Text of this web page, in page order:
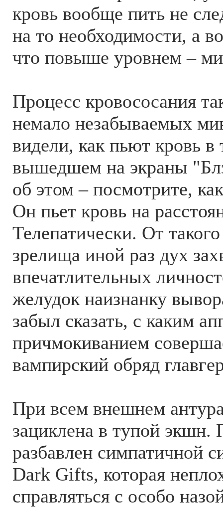
кровь вообще пить не
на то необходимости, а
что повыше уровнем –
Процесс кровососания
немало незабываемых
видели, как пьют кровь в
вышедшем на экраны
об этом – посмотрите,
Он пьет кровь на
Телепатически. От
зрелища иной раз дух
впечатлительных
желудок наизнанку
забыл сказать, с каким
причмокиванием
вампирский обряд
При всем внешнем
зациклена в тупой экшн.
разбавлен симпатичной
Dark Gifts, которая
справляться с особо